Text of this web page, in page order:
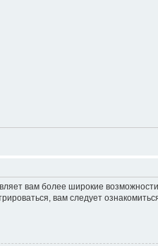
вам более широкие
вам следует